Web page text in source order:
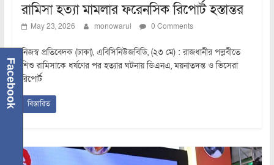
রামিসা হত্যা মামলার ফরেনসিক রিপোর্ট হস্তান্তর
May 23, 2026 monowarul 0 Comments
নিজস্ব প্রতিবেদক (ঢাকা), এবিসিনিউজবিডি, (২৩ মে) : রাজধানীর পল্লবীতে
শিশু রামিসাকে ধর্ষণের পর হত্যার ঘটনায় ডিএনএ, ময়নাতদন্ত ও ভিসেরা
রিপোর্ট
বিস্তারিত
Facebook